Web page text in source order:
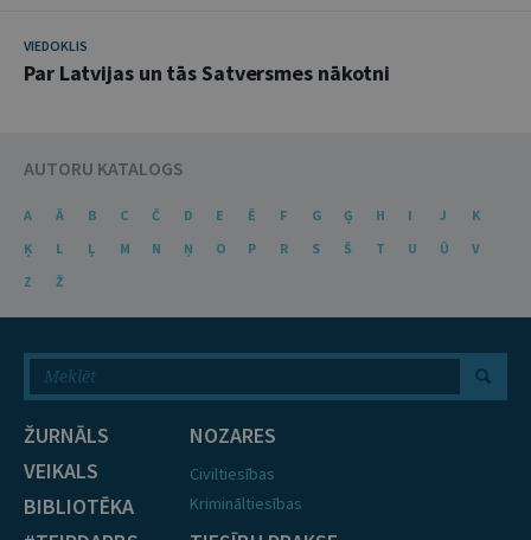
VIEDOKLIS
Par Latvijas un tās Satversmes nākotni
AUTORU KATALOGS
A Ā B C Č D E Ē F G Ģ H I J
K
Ķ
L Ļ M N Ņ O P R S Š T U Ū
V
Z
Ž
ŽURNĀLS
VEIKALS
BIBLIOTĒKA
NOZARES
Civiltiesības
Krimināltiesības